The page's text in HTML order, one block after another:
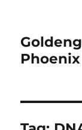
Phoenix